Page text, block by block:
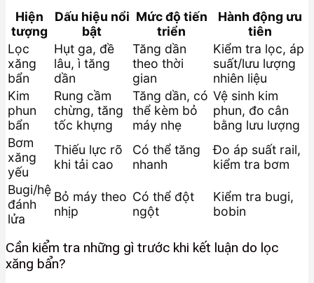
Hiện
tượng
Dấu hiệu nổi
bật
Mức độ tiến
triển
Hành động ưu
tiên
Lọc
xăng
bẩn
Hụt ga, đề
lâu, ì tăng
dần
Tăng dần
theo thời
gian
Kiểm tra lọc, áp
suất/lưu lượng
nhiên liệu
Kim
phun
bẩn
Rung cầm
chừng, tăng
tốc khựng
Tăng dần, có
thể kèm bỏ
máy nhẹ
Vệ sinh kim
phun, đo cân
bằng lưu lượng
Bơm
xăng
yếu
Thiếu lực rõ
khi tải cao
Có thể tăng
nhanh
Đo áp suất rail,
kiểm tra bơm
Bugi/hệ
đánh
lửa
Bỏ máy theo
nhịp
Có thể đột
ngột
Kiểm tra bugi,
bobin
Cần kiểm tra những gì trước khi kết luận do lọc
xăng bẩn?